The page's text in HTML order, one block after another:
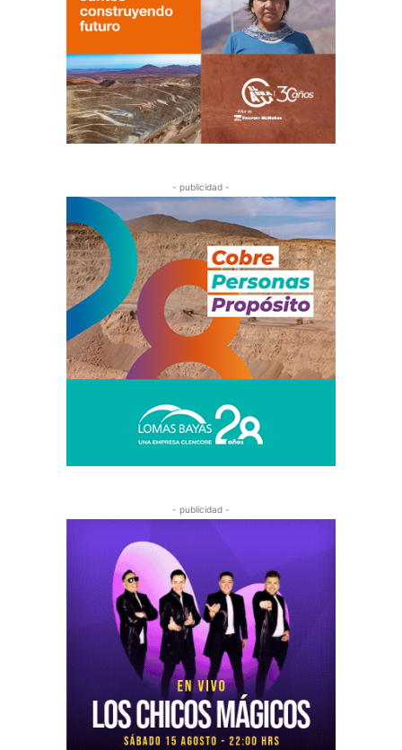
- publicidad -
- publicidad -